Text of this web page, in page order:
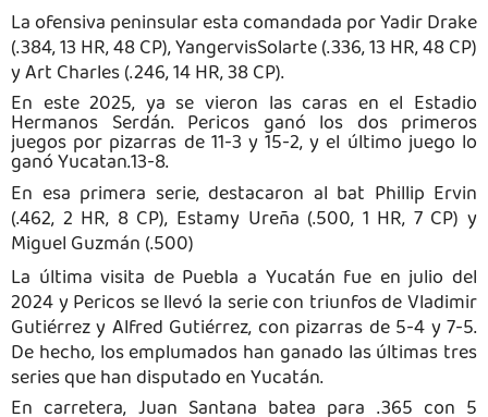
La ofensiva peninsular esta comandada porYadirDrake
(.384, 13 HR, 48 CP),YangervisSolarte (.336, 13 HR, 48 CP)
y Art Charles (.246, 14 HR, 38 CP).
En este 2025, ya se vieron las caras en el Estadio
Hermanos Serdán. Pericos ganó los dos primeros
juegos por pizarras de 11-3 y 15-2, y el último juego lo
ganó Yucatan.13-8.
En esa primera serie, destacaron al bat Phillip Ervin
(.462, 2 HR, 8 CP), Estamy Ureña (.500, 1 HR, 7 CP) y
Miguel Guzmán (.500)
La última visita de Puebla a Yucatán fue en julio del
2024 y Pericos se llevó la serie con triunfos de Vladimir
Gutiérrez y Alfred Gutiérrez, con pizarras de 5-4 y 7-5.
Dehecho,los emplumados han ganado lasúltimastres
series que han disputado en Yucatán.
En carretera, Juan Santana batea para .365 con 5